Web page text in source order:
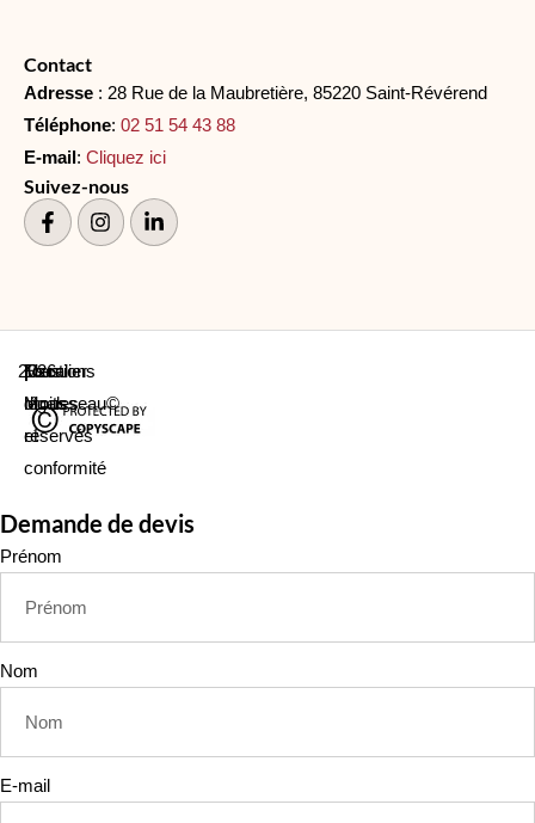
Contact
Adresse : 28 Rue de la Maubretière, 85220 Saint-Révérend
Téléphone: 02 51 54 43 88
E-mail: Cliquez ici
Suivez-nous
Escalier
Mousseau©
2026
|Mentions
légales
et
conformité
|Tous
droits
réservés
|
Demande de devis
Prénom
Nom
E-mail